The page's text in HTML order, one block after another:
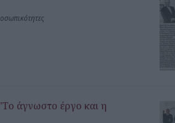
άγνωστο έργο και η